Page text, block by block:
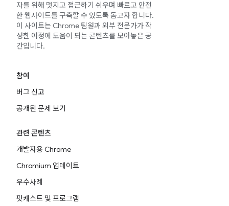
자를 위해 멋지고 접근하기 쉬우며 빠르고 안전
한 웹사이트를 구축할 수 있도록 돕고자 합니다.
이 사이트는 Chrome 팀원과 외부 전문가가 작
성한 여정에 도움이 되는 콘텐츠를 모아놓은 공
간입니다.
참여
버그 신고
공개된 문제 보기
관련 콘텐츠
개발자용 Chrome
Chromium 업데이트
우수사례
팟캐스트 및 프로그램